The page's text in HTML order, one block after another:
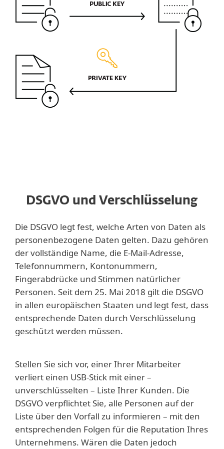
DSGVO und Verschlüsselung
Die DSGVO legt fest, welche Arten von Daten als
personenbezogene Daten gelten. Dazu gehören
der vollständige Name, die E-Mail-Adresse,
Telefonnummern, Kontonummern,
Fingerabdrücke und Stimmen natürlicher
Personen. Seit dem 25. Mai 2018 gilt die DSGVO
in allen europäischen Staaten und legt fest, dass
entsprechende Daten durch Verschlüsselung
geschützt werden müssen.
Stellen Sie sich vor, einer Ihrer Mitarbeiter
verliert einen USB-Stick mit einer –
unverschlüsselten – Liste Ihrer Kunden. Die
DSGVO verpflichtet Sie, alle Personen auf der
Liste über den Vorfall zu informieren – mit den
entsprechenden Folgen für die Reputation Ihres
Unternehmens. Wären die Daten jedoch